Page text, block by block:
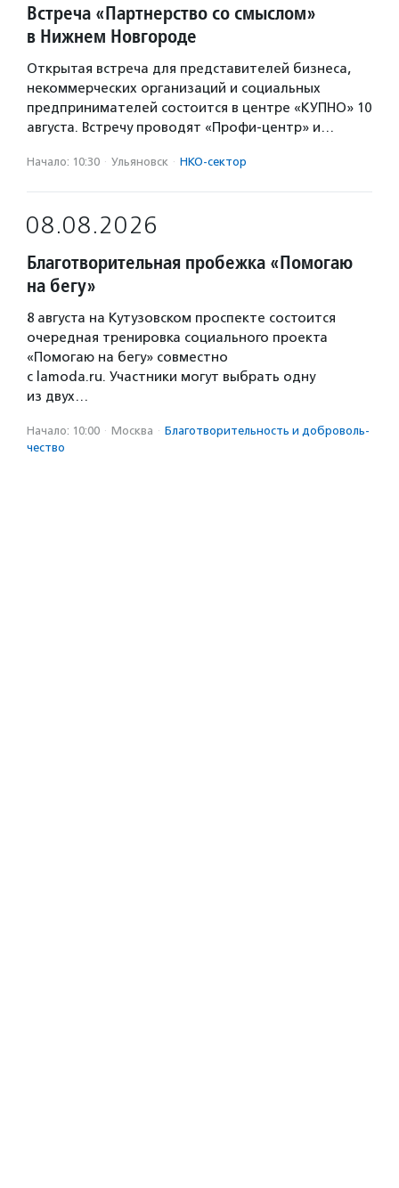
Встреча «Партнерство со смыслом»
в Нижнем Новгороде
Открытая встреча для представителей бизнеса,
некоммерческих организаций и социальных
предпринимателей состоится в центре «КУПНО» 10
августа. Встречу проводят «Профи-центр» и…
Начало: 10:30 · Ульяновск · НКО-сектор
08.08.2026
Благотворительная пробежка «Помогаю
на бегу»
8 августа на Кутузовском проспекте состоится
очередная тренировка социального проекта
«Помогаю на бегу» совместно
с lamoda.ru. Участники могут выбрать одну
из двух…
Начало: 10:00 · Москва · Благотвори­тель­ность и доброволь­
чест­во